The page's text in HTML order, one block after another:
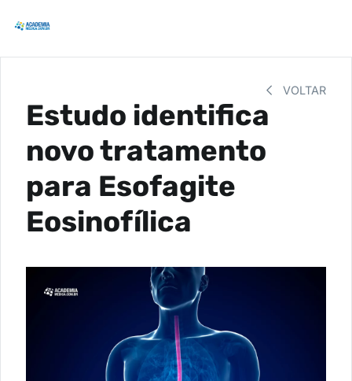
VOLTAR
Estudo identifica
novo tratamento
para Esofagite
Eosinofílica